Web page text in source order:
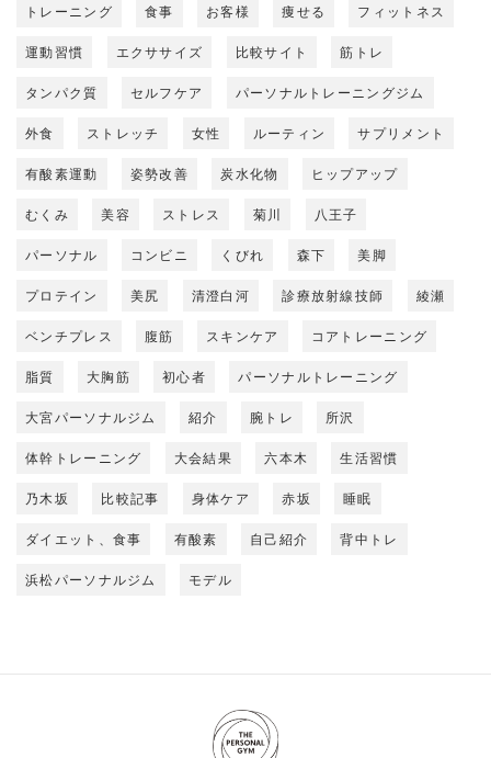
トレーニング 食事 お客様 痩せる フィットネス
運動習慣 エクササイズ 比較サイト 筋トレ
タンパク質 セルフケア パーソナルトレーニングジム
外食 ストレッチ 女性 ルーティン サプリメント
有酸素運動 姿勢改善 炭水化物 ヒップアップ
むくみ 美容 ストレス 菊川 八王子
パーソナル コンビニ くびれ 森下 美脚
プロテイン 美尻 清澄白河 診療放射線技師 綾瀬
ベンチプレス 腹筋 スキンケア コアトレーニング
脂質 大胸筋 初心者 パーソナルトレーニング
大宮パーソナルジム 紹介 腕トレ 所沢
体幹トレーニング 大会結果 六本木 生活習慣
乃木坂 比較記事 身体ケア 赤坂 睡眠
ダイエット、食事 有酸素 自己紹介 背中トレ
浜松パーソナルジム モデル